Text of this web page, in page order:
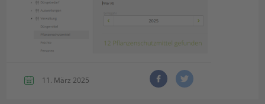
11. März 2025